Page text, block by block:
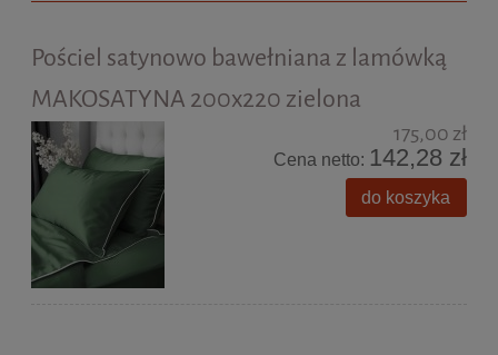
Pościel satynowo bawełniana z lamówką
MAKOSATYNA 200x220 zielona
175,00 zł
Cena netto: 142,28 zł
do koszyka